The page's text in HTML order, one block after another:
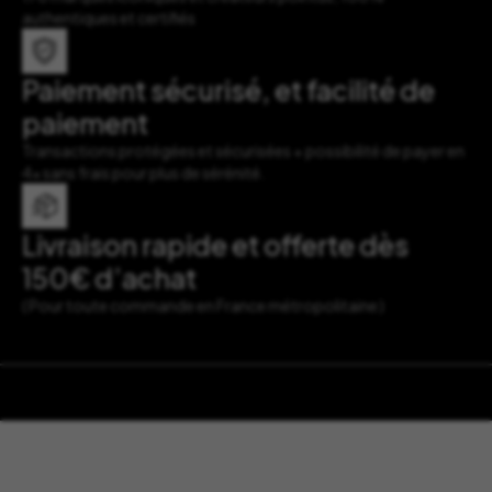
authentiques et certifiés
Paiement sécurisé, et facilité de
paiement
Transactions protégées et sécurisées + possibilité de payer en
4x sans frais pour plus de sérénité.
Livraison rapide et offerte dès
150€ d’achat
( Pour toute commande en France métropolitaine )